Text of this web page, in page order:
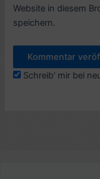
Website in diesem
speichern.
Schreib' mir bei